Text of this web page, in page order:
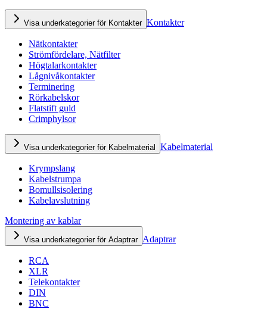
Visa underkategorier för Kontakter Kontakter
Nätkontakter
Strömfördelare, Nätfilter
Högtalarkontakter
Lågnivåkontakter
Terminering
Rörkabelskor
Flatstift guld
Crimphylsor
Visa underkategorier för Kabelmaterial Kabelmaterial
Krympslang
Kabelstrumpa
Bomullsisolering
Kabelavslutning
Montering av kablar
Visa underkategorier för Adaptrar Adaptrar
RCA
XLR
Telekontakter
DIN
BNC